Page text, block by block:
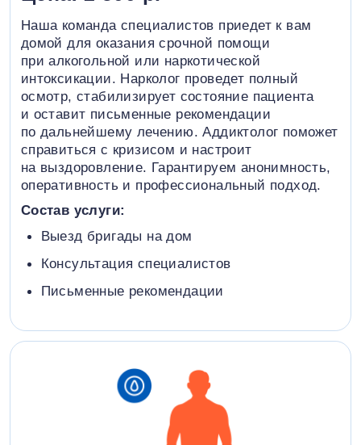
Наша команда специалистов приедет к вам
домой для оказания срочной помощи
при алкогольной или наркотической
интоксикации. Нарколог проведет полный
осмотр, стабилизирует состояние пациента
и оставит письменные рекомендации
по дальнейшему лечению. Аддиктолог поможет
справиться с кризисом и настроит
на выздоровление. Гарантируем анонимность,
оперативность и профессиональный подход.
Состав услуги:
Выезд бригады на дом
Консультация специалистов
Письменные рекомендации